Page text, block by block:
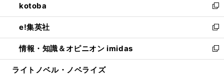
く
で
開
く
ド
ウ
で
開
く
ィ
ン
ド
ウ
で
開
い
ウ
ィ
ン
ド
ウ
kotoba
新
し
い
ウ
ィ
ン
e!集英社
新
し
い
ウ
情報・知識＆オピニオン imidas
新
し
ライトノベル・ノベライズ